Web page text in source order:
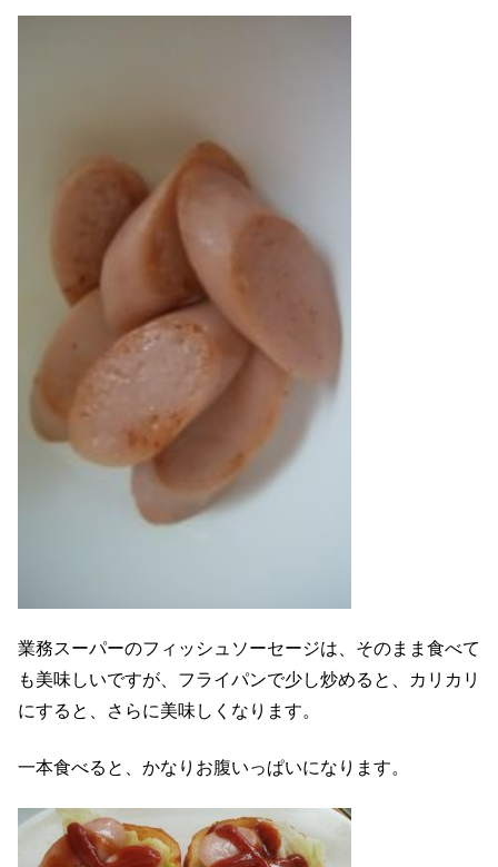
業務スーパーのフィッシュソーセージは、そのまま食べて
も美味しいですが、フライパンで少し炒めると、カリカリ
にすると、さらに美味しくなります。
一本食べると、かなりお腹いっぱいになります。